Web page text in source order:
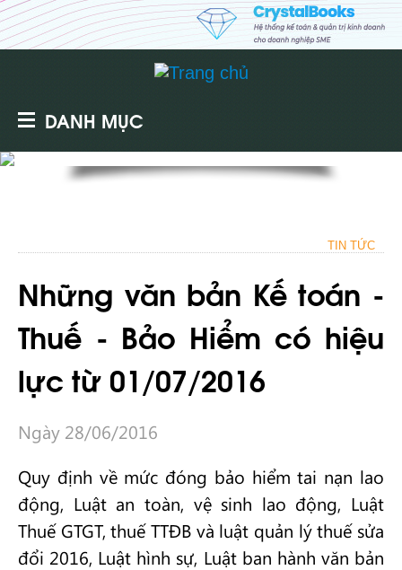
DANH MỤC
TIN TỨC
Những văn bản Kế toán -
Thuế - Bảo Hiểm có hiệu
lực từ 01/07/2016
Ngày 28/06/2016
Quy định về mức đóng bảo hiểm tai nạn lao
động, Luật an toàn, vệ sinh lao động, Luật
Thuế GTGT, thuế TTĐB và luật quản lý thuế sửa
đổi 2016, Luật hình sự, Luật ban hành văn bản